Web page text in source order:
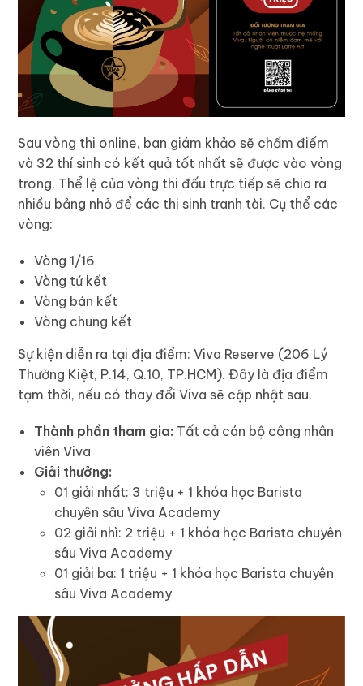
Sau vòng thi online, ban giám khảo sẽ chấm điểm
và 32 thí sinh có kết quả tốt nhất sẽ được vào vòng
trong. Thể lệ của vòng thi đấu trực tiếp sẽ chia ra
nhiều bảng nhỏ để các thi sinh tranh tài. Cụ thể các
vòng:
Vòng 1/16
Vòng tứ kết
Vòng bán kết
Vòng chung kết
Sự kiện diễn ra tại địa điểm: Viva Reserve (206 Lý
Thường Kiệt, P.14, Q.10, TP.HCM). Đây là địa điểm
tạm thời, nếu có thay đổi Viva sẽ cập nhật sau.
Thành phần tham gia: Tất cả cán bộ công nhân
viên Viva
Giải thưởng:
01 giải nhất: 3 triệu + 1 khóa học Barista
chuyên sâu Viva Academy
02 giải nhì: 2 triệu + 1 khóa học Barista chuyên
sâu Viva Academy
01 giải ba: 1 triệu + 1 khóa học Barista chuyên
sâu Viva Academy